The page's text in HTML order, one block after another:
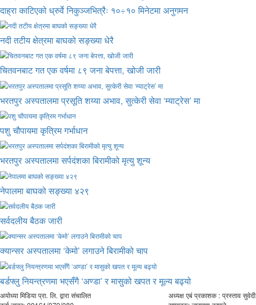
दाह्रा काटिएको ध्रुर्वे निकुञ्जभित्रैः १०÷१० मिनेटमा अनुगमन
नदी तटीय क्षेत्रमा बाघको सङ्ख्या धेरै
चितवनबाट गत एक वर्षमा ८९ जना बेपत्ता, खोजी जारी
भरतपुर अस्पतालमा प्रसूति शय्या अभाव, सुत्केरी सेवा ‘म्याट्रेस’ मा
पशु चौपायमा कृत्रिम गर्भाधान
भरतपुर अस्पतालमा सर्पदंशका बिरामीको मृत्यु शून्य
नेपालमा बाघको सङ्ख्या ४२९
सर्वदलीय बैठक जारी
क्यान्सर अस्पतालमा ‘केमो’ लगाउने बिरामीको चाप
बर्डफ्लु नियन्त्रणमा भएसँगै ‘अण्डा’ र मासुको खपत र मूल्य बढ्यो
अयोध्या मिडिया प्रा. लि. द्वारा संचालित
अध्यक्ष एबं प्रकाशक : प्रस्ताव सुवेदी